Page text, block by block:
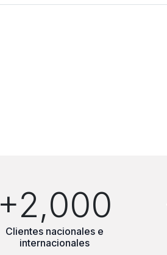
+2,000
Clientes nacionales e
internacionales